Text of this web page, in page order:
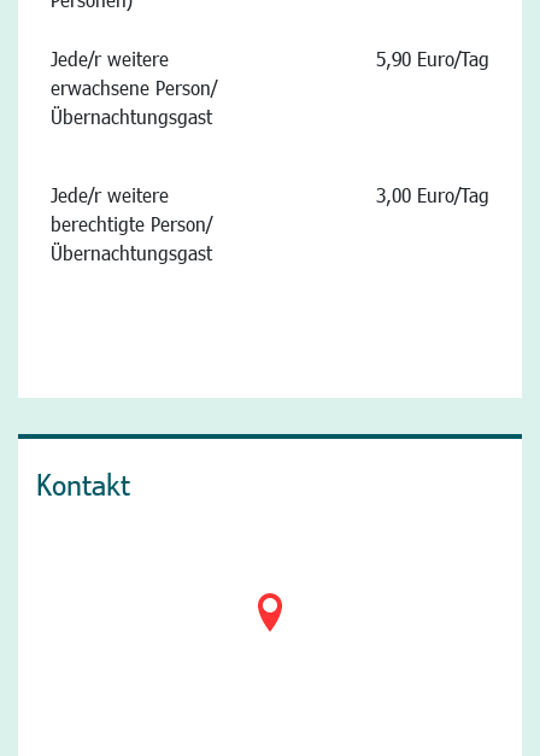
Jede/r weitere
erwachsene Person/
Übernachtungsgast
5,90 Euro/Tag
Jede/r weitere
berechtigte Person/
Übernachtungsgast
3,00 Euro/Tag
Kontakt